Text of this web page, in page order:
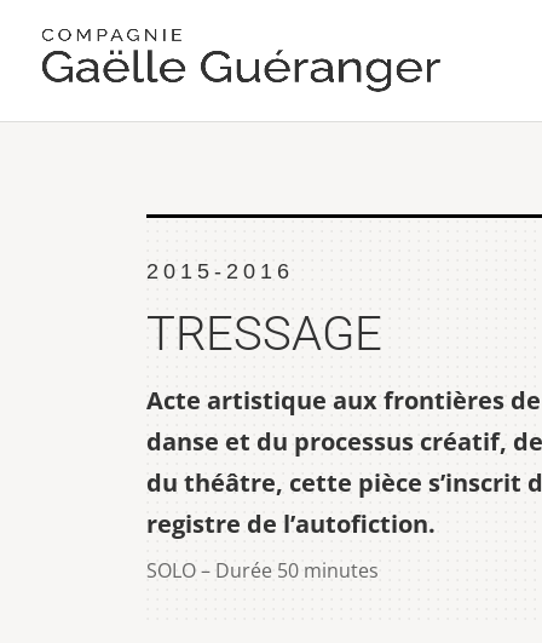
2015-2016
TRESSAGE
Acte artistique aux frontières
danse et du processus créatif,
du théâtre, cette pièce s’inscrit
registre de l’autofiction.
SOLO – Durée 50 minutes